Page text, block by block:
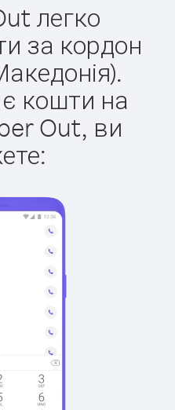
легко
за кордон
кошти на
Out, ви